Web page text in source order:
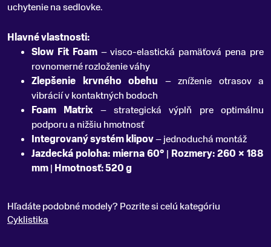
uchytenie na sedlovke.
Hlavné vlastnosti:
Slow Fit Foam– visco-elastická pamäťová pena pre
rovnomerné rozloženie váhy
Zlepšenie krvného obehu – zníženie otrasov a
vibrácií v kontaktných bodoch
Foam Matrix– strategická výplň pre optimálnu
podporu a nižšiu hmotnosť
Integrovaný systém klipov– jednoduchá montáž
Jazdecká poloha: mierna 60° | Rozmery: 260 × 188
mm| Hmotnosť: 520 g
Hľadáte podobné modely? Pozrite si celú kategóriu
Cyklistika